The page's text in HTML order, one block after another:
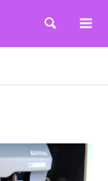
検索